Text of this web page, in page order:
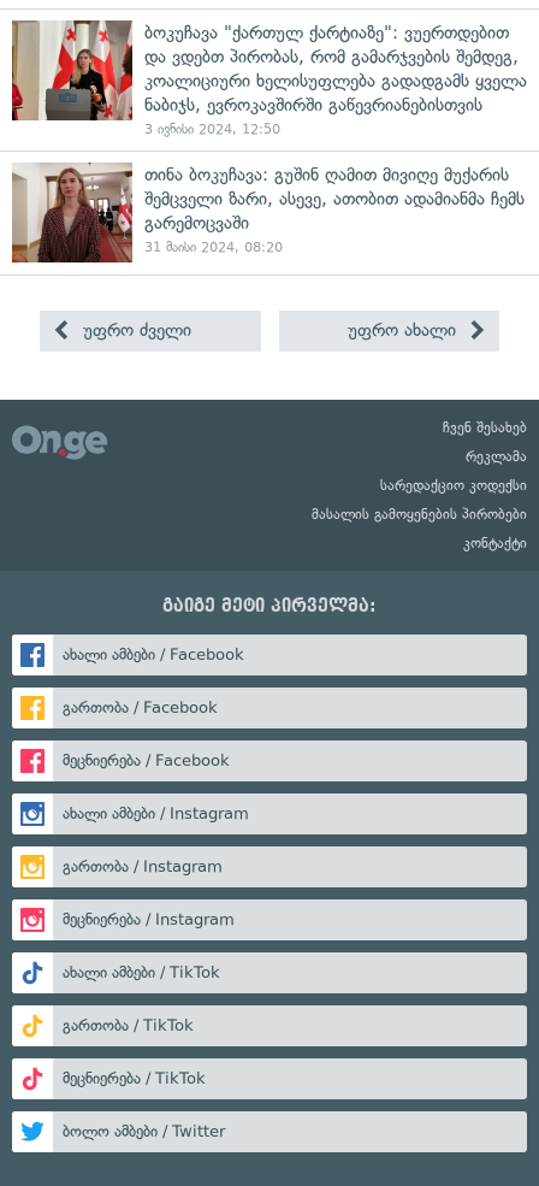
ბოკუჩავა "ქართულ ქარტიაზე": ვუერთდებით
და ვდებთ პირობას, რომ გამარჯვების შემდეგ,
კოალიციური ხელისუფლება გადადგამს ყველა
ნაბიჯს, ევროკავშირში გაწევრიანებისთვის
3 ივნისი 2024, 12:50
თინა ბოკუჩავა: გუშინ ღამით მივიღე მუქარის
შემცველი ზარი, ასევე, ათობით ადამიანმა ჩემს
გარემოცვაში
31 მაისი 2024, 08:20
უფრო ძველი უფრო ახალი
ჩვენ შესახებ
რეკლამა
სარედაქციო კოდექსი
მასალის გამოყენების პირობები
კონტაქტი
გაიგე მეტი პირველმა:
ახალი ამბები / Facebook
გართობა / Facebook
მეცნიერება / Facebook
ახალი ამბები / Instagram
გართობა / Instagram
მეცნიერება / Instagram
ახალი ამბები / TikTok
გართობა / TikTok
მეცნიერება / TikTok
ბოლო ამბები / Twitter